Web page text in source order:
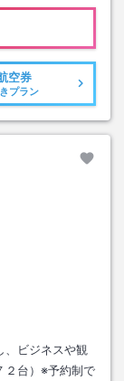
空券
プラン
、ビジネスや観
２台）※予約制で